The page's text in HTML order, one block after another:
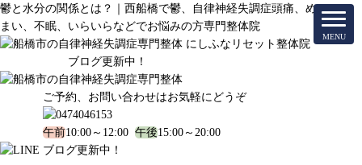
鬱と水分の関係とは？｜西船橋で鬱、自律神経失調症頭痛、め
まい、不眠、いらいらなどでお悩みの方専門整体院
ブログ更新中！
ご予約、お問い合わせはお気軽にどうぞ
午前10:00～12:00 午後15:00～20:00
ブログ更新中！